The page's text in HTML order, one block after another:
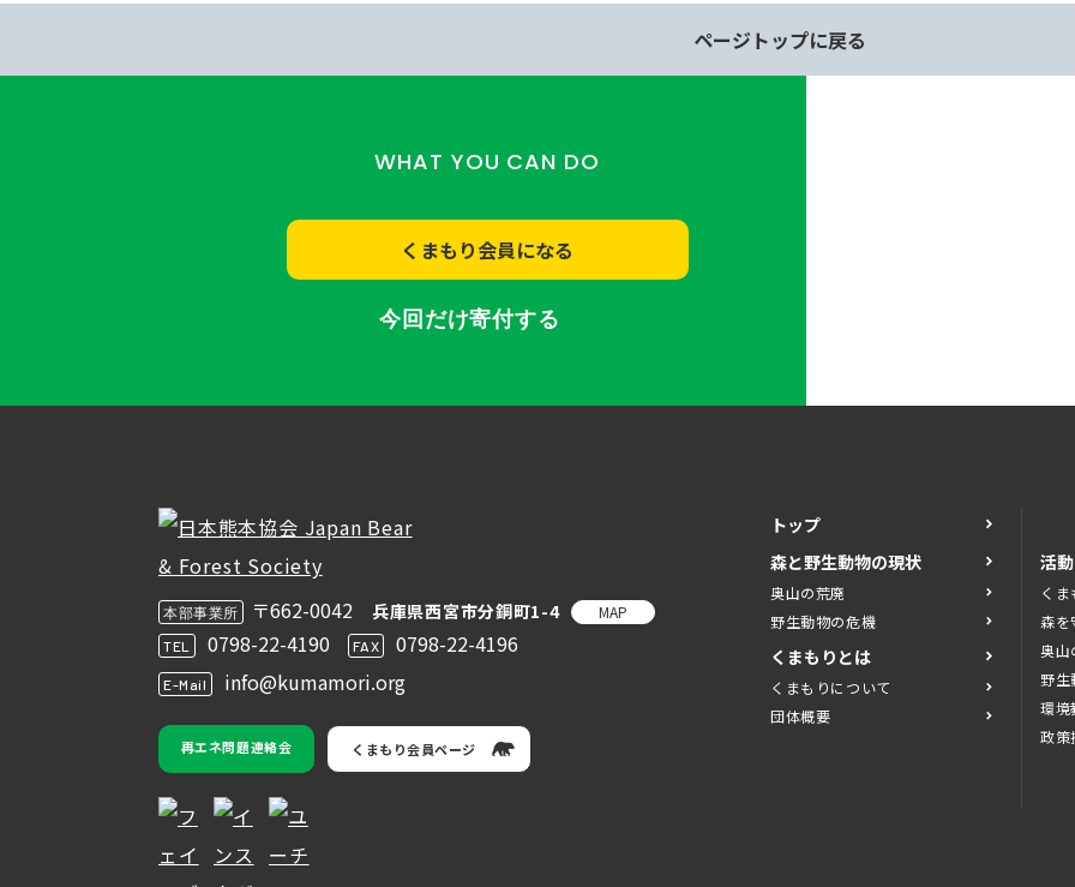
ページトップに戻る
WHAT YOU CAN DO
くまもり会員になる
今回だけ寄付する
本部事業所 〒662-0042 兵庫県西宮市分銅町1-4 MAP
TEL 0798-22-4190 FAX 0798-22-4196
E-Mail info@kumamori.org
再エネ問題連絡会 くまもり会員ページ
トップ
森と野生動物の現状
奥山の荒廃
野生動物の危機
くまもりとは
くまもりについて
団体概要
活
く
森を
奥山
野生
環境
政策